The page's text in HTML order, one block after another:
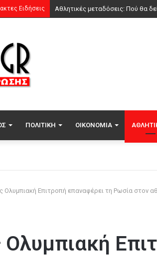
Ειδήσεις
ΠΟΛΙΤΙΚΉ ΟΙΚΟΝΟΜΊΑ
Ολυμπιακή Επιτροπή επαναφέρει τη Ρωσία στον
Ολυμπιακή